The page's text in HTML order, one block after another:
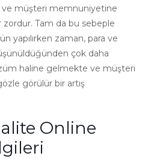
ve müşteri memnuniyetine
zordur. Tam da bu sebeple
yapılırken zaman, para ve
çok daha
haline gelmekte ve müşteri
görülür bir artış
Online